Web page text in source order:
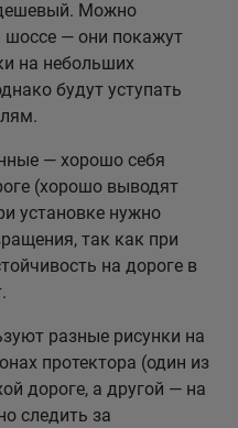
Можно
шоссе — они покажут
на небольших
будут уступать
— хорошо себя
(хорошо выводят
установке нужно
так как при
на дороге в
разные рисунки на
протектора (один из
дороге, а другой — на
следить за